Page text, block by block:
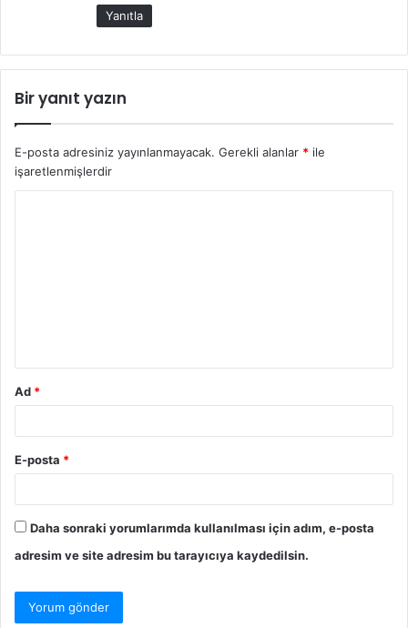
Yanıtla
Bir yanıt yazın
E-posta adresiniz yayınlanmayacak. Gerekli alanlar * ile
işaretlenmişlerdir
Ad *
E-posta *
Daha sonraki yorumlarımda kullanılması için adım, e-posta
adresim ve site adresim bu tarayıcıya kaydedilsin.